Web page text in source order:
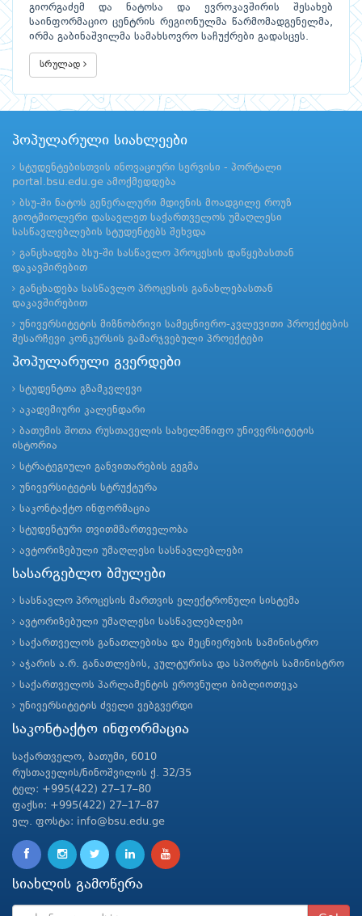
გიორგაძემ და ნატოსა და ევროკავშირის შესახებ
საინფორმაციო ცენტრის რეგიონულმა წარმომადგენელმა,
ირმა გაბინაშვილმა სამახსოვრო საჩუქრები გადასცეს.
სრულად
პოპულარული სიახლეები
სტუდენტებისთვის ინოვაციური სერვისი - პორტალი
portal.bsu.edu.ge ამოქმედდება
ბსუ-ში ნატოს გენერალური მდივნის მოადგილე როუზ
გიოტმიოლერი დასავლეთ საქართველოს უმაღლესი
სასწავლებლების სტუდენტებს შეხვდა
განცხადება ბსუ-ში სასწავლო პროცესის დაწყებასთან
დაკავშირებით
განცხადება სასწავლო პროცესის განახლებასთან
დაკავშირებით
უნივერსიტეტის მიზნობრივი სამეცნიერო-კვლევითი პროექტების
შესარჩევი კონკურსის გამარჯვებული პროექტები
პოპულარული გვერდები
სტუდენტთა გზამკვლევი
აკადემიური კალენდარი
ბათუმის შოთა რუსთაველის სახელმწიფო უნივერსიტეტის
ისტორია
სტრატეგიული განვითარების გეგმა
უნივერსიტეტის სტრუქტურა
საკონტაქტო ინფორმაცია
სტუდენტური თვითმმართველობა
ავტორიზებული უმაღლესი სასწავლებლები
სასარგებლო ბმულები
სასწავლო პროცესის მართვის ელექტრონული სისტემა
ავტორიზებული უმაღლესი სასწავლებლები
საქართველოს განათლებისა და მეცნიერების სამინისტრო
აჭარის ა.რ. განათლების, კულტურისა და სპორტის სამინისტრო
საქართველოს პარლამენტის ეროვნული ბიბლიოთეკა
უნივერსიტეტის ძველი ვებგვერდი
საკონტაქტო ინფორმაცია
საქართველო, ბათუმი, 6010
რუსთაველის/ნინოშვილის ქ. 32/35
ტელ: +995(422) 27–17–80
ფაქსი: +995(422) 27–17–87
ელ. ფოსტა: info@bsu.edu.ge
სიახლის გამოწერა